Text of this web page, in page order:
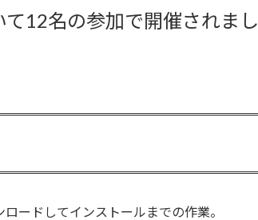
12名の参加で開催されまし
ードしてインストールまでの作業。